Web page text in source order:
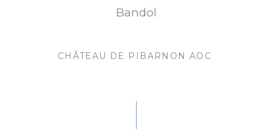
Bandol
CHÂTEAU DE PIBARNON AOC